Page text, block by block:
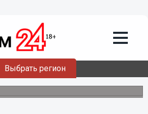
Выбрать регион
Дзержинске остановили
движения не пострадал.